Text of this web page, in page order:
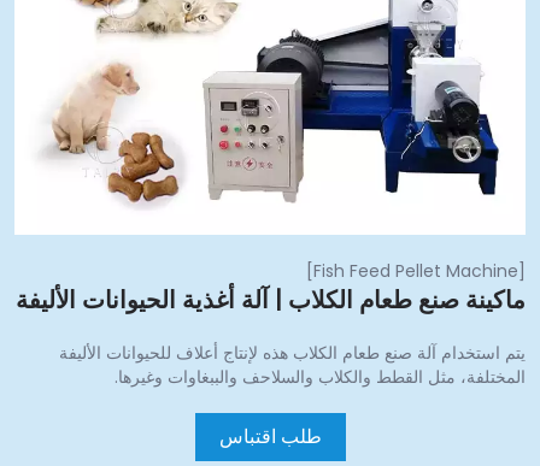
Fish Feed Pellet Machine
]
صنع طعام الكلاب | آلة أغذية الحيوانات الأليفة
استخدام آلة صنع طعام الكلاب هذه لإنتاج أعلاف للحيوانات الأليفة
مثل القطط والكلاب والسلاحف والببغاوات وغيرها.
طلب اقتباس